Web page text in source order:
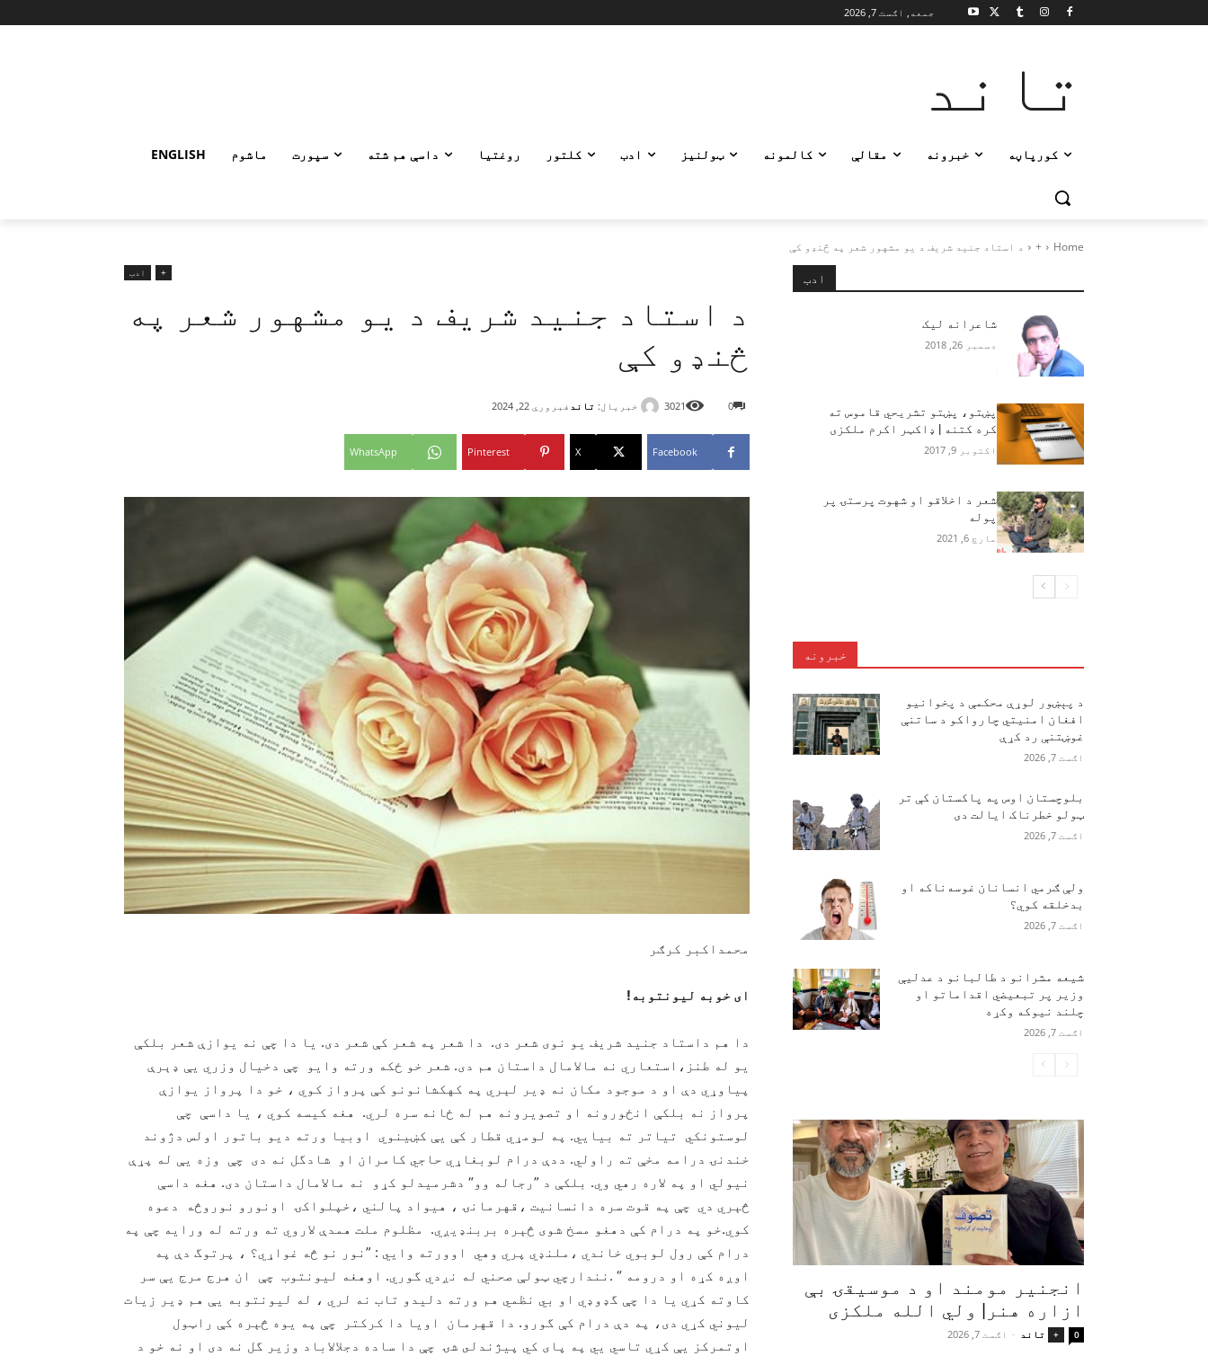
جمعه, اګست 7, 2026
تاند
کورپاڼه خبرونه مقالې کالمونه ټولنیز ادب کلتور روغتیا داسې هم شته سپورت ماشوم ENGLISH
Home
+ د استاد جنيد شريف د يو مشهور شعر په څنډو كې
+ ادب
د استاد جنيد شريف د يو مشهور شعر په
څنډو كې
خبریال: تاند فبروري 22, 2024 0
3021
Facebook
X
Pinterest
WhatsApp
محمداکبر کرګر
ای خوبه لیونتوبه!
دا هم داستاد جنيد شريف يو نوى شعر دى. دا شعر په شعر كې شعر دى. يا دا چې نه يوازې شعر بلكې
يو له طنز،استعاري نه مالامال داستان هم دى. شعر خو ځكه ورته وايو چې دخيال وزري يې ډېرې
پياوړي دې او د موجود مكان نه ډير لېري په كهكشانونو كې پرواز كوي ، خو دا پرواز يوازې
پرواز نه بلكې انځورونه او تصويرونه هم له ځانه سره لري. هغه كيسه كوي ، يا داسې چې
لوستونكي تياتر ته بيايي. په لومړي قطار كې يې كښينوي اوبيا ورته ديو باتور اولس دژوند
خندنۍ درامه مخې ته راولي. ددې درام لوبغاړي حاجي كامران او شادگل نه دى چې وزه يې له پړې
نيولي او په لاره رهي وي. بلكې د ”رجاله وو“ دشرميدلو كړو نه مالامال داستان دى. هغه داسې
څېري دي چې په قوت سره دانسانيت ،قهرمانۍ ، هيواد پالني ،خپلواكۍ اونورو نوروڅه دعوه
كوي.خو په درام كې دهغو مسخ شوى څېره بربنډيږي. مظلوم ملت همدې لاروي ته ورته له ورايه چې په
درام كې رول لوبوي خاندي ،ملنډي پري وهي اوورته وايي : ”نور نو څه غواړي؟ ، پرتوگ دې په
اوږه كړه او درومه “ .نندارچي ټولې صحني له نږدي گوري. اوهغه ليونتوب چې ان هرج مرج يې سر
كاوته كړي يا دا چې گډوډي او بي نظمي هم ورته دليدو تاب نه لري ، له ليونتوبه يې هم ډير زيات
ليوني كړي دى، په دې درام كې گورو. دا قهرمان اويا دا كركتر چې په يوه څېره كې راټول
اوتمركز يې كړي تاسي يي په پاى كي پيژندلى شۍ چې دا ساده دجلالاباد وزير گل نه دى او نه خو د
ادب
شاعرانه لیک
دسمبر 26, 2018
پښتو، پښتو تشریحي قاموس ته
كره كتنه | ډاكټر اكرم ملكزى
اکتوبر 9, 2017
شعر د اخلاقو او شهوت پرستۍ پر
پوله
مارچ 6, 2021
خبرونه
د پېښور لوړې محکمې د پخوانیو
افغان امنیتي چارواکو د ساتنې
غوښتنې رد کړې
اګست 7, 2026
بلوچستان اوس په پاکستان کې تر
ټولو خطرناک ایالت دی
اګست 7, 2026
ولې ګرمي انسانان غوسه‌ناکه او
بدخلقه کوي؟
اګست 7, 2026
شیعه مشرانو د طالبانو د عدلیې
وزیر پر تبعیضي اقداماتو او
چلند نیوکه وکړه
اګست 7, 2026
انجنیر مومند او د موسیقۍ بې‌
ازاره هنر| ولي الله ملکزی
+ تاند - اګست 7, 2026 0